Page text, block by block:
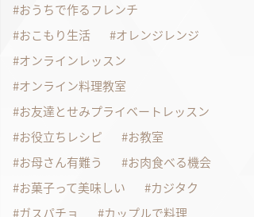
おうちで作るフレンチ
おこもり生活
オレンジレンジ
オンラインレッスン
オンライン料理教室
お友達とせみプライベートレッスン
お役立ちレシピ
お教室
お母さん有難う
お肉食べる機会
お菓子って美味しい
カジタク
ガスパチョ
カップルで料理